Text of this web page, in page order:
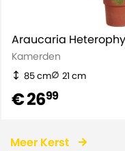
Araucaria
Kamerden
85 cm 21 cm
€ 2699
Meer Kerst